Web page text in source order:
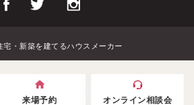
宅・新築を建てるハウスメーカー
来場予約 オンライン相談会